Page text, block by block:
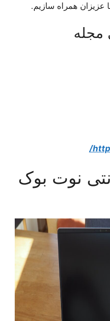
عزیزان همراه سازیم.
نوت بوک